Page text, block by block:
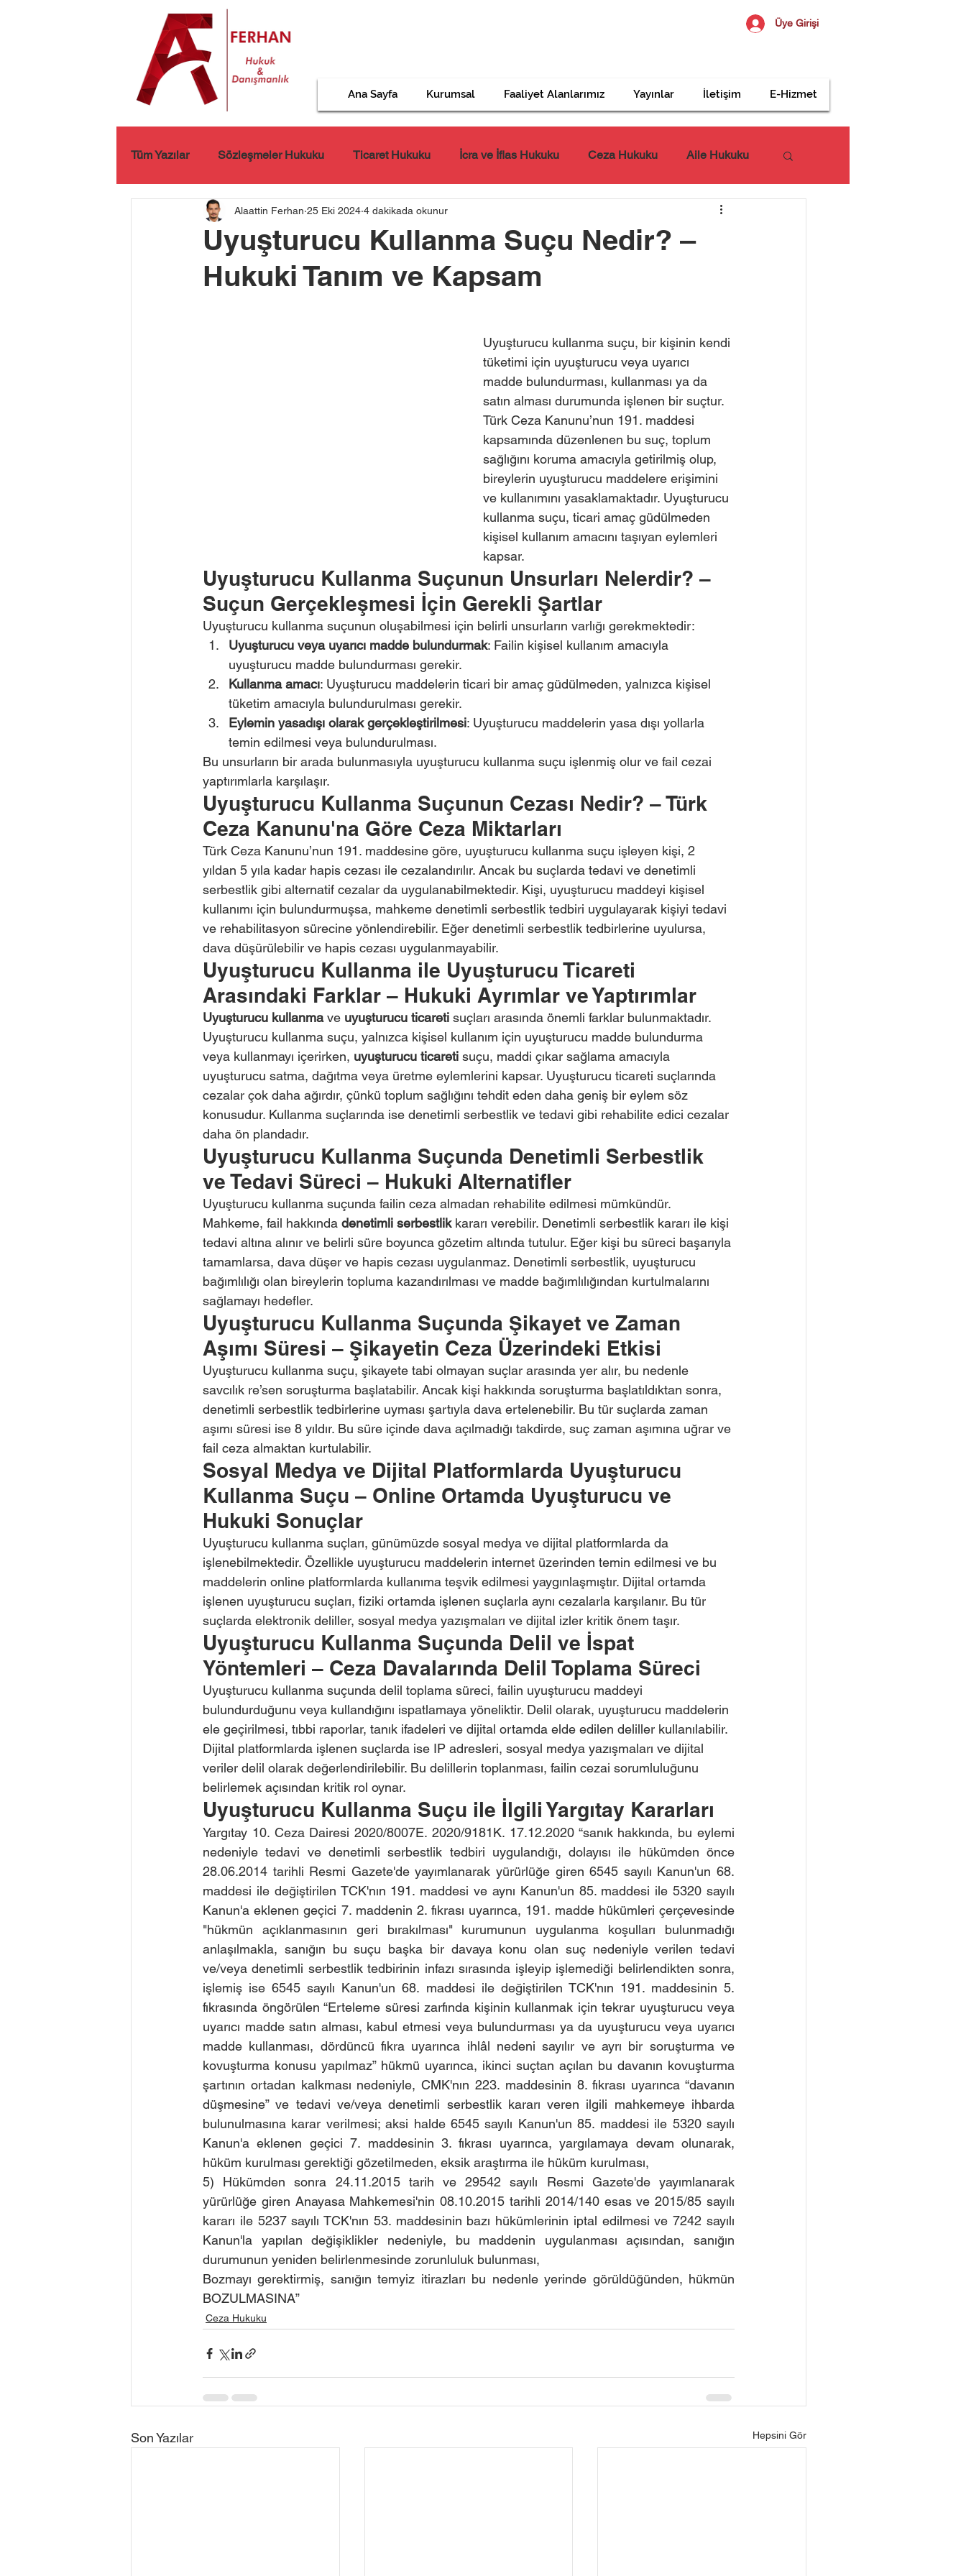
Üye Girişi
Ana Sayfa Kurumsal Faaliyet Alanlarımız Yayınlar İletişim E-Hizmet
Tüm Yazılar Sözleşmeler Hukuku Ticaret Hukuku İcra ve İflas Hukuku Ceza Hukuku Aile Hukuku
Kişisel Verilerin Korunması Tazminat Hukuku İş Hukuku
Uyuşturucu Kullanma Suçu Nedir? –
Hukuki Tanım ve Kapsam
Alaattin Ferhan 25 Eki 2024 4 dakikada okunur
Uyuşturucu kullanma suçu, bir kişinin kendi
tüketimi için uyuşturucu veya uyarıcı
madde bulundurması, kullanması ya da
satın alması durumunda işlenen bir suçtur.
Türk Ceza Kanunu’nun 191. maddesi
kapsamında düzenlenen bu suç, toplum
sağlığını koruma amacıyla getirilmiş olup,
bireylerin uyuşturucu maddelere erişimini
ve kullanımını yasaklamaktadır. Uyuşturucu
kullanma suçu, ticari amaç güdülmeden
kişisel kullanım amacını taşıyan eylemleri
kapsar.
Uyuşturucu Kullanma Suçunun Unsurları Nelerdir? –
Suçun Gerçekleşmesi İçin Gerekli Şartlar
Uyuşturucu kullanma suçunun oluşabilmesi için belirli unsurların varlığı gerekmektedir:
Uyuşturucu veya uyarıcı madde bulundurmak: Failin kişisel kullanım amacıyla
uyuşturucu madde bulundurması gerekir.
Kullanma amacı: Uyuşturucu maddelerin ticari bir amaç güdülmeden, yalnızca kişisel
tüketim amacıyla bulundurulması gerekir.
Eylemin yasadışı olarak gerçekleştirilmesi: Uyuşturucu maddelerin yasa dışı yollarla
temin edilmesi veya bulundurulması.
Bu unsurların bir arada bulunmasıyla uyuşturucu kullanma suçu işlenmiş olur ve fail cezai
yaptırımlarla karşılaşır.
Uyuşturucu Kullanma Suçunun Cezası Nedir? – Türk
Ceza Kanunu'na Göre Ceza Miktarları
Türk Ceza Kanunu’nun 191. maddesine göre, uyuşturucu kullanma suçu işleyen kişi, 2
yıldan 5 yıla kadar hapis cezası ile cezalandırılır. Ancak bu suçlarda tedavi ve denetimli
serbestlik gibi alternatif cezalar da uygulanabilmektedir. Kişi, uyuşturucu maddeyi kişisel
kullanımı için bulundurmuşsa, mahkeme denetimli serbestlik tedbiri uygulayarak kişiyi tedavi
ve rehabilitasyon sürecine yönlendirebilir. Eğer denetimli serbestlik tedbirlerine uyulursa,
dava düşürülebilir ve hapis cezası uygulanmayabilir.
Uyuşturucu Kullanma ile Uyuşturucu Ticareti
Arasındaki Farklar – Hukuki Ayrımlar ve Yaptırımlar
Uyuşturucu kullanma ve uyuşturucu ticareti suçları arasında önemli farklar bulunmaktadır.
Uyuşturucu kullanma suçu, yalnızca kişisel kullanım için uyuşturucu madde bulundurma
veya kullanmayı içerirken, uyuşturucu ticareti suçu, maddi çıkar sağlama amacıyla
uyuşturucu satma, dağıtma veya üretme eylemlerini kapsar. Uyuşturucu ticareti suçlarında
cezalar çok daha ağırdır, çünkü toplum sağlığını tehdit eden daha geniş bir eylem söz
konusudur. Kullanma suçlarında ise denetimli serbestlik ve tedavi gibi rehabilite edici cezalar
daha ön plandadır.
Uyuşturucu Kullanma Suçunda Denetimli Serbestlik
ve Tedavi Süreci – Hukuki Alternatifler
Uyuşturucu kullanma suçunda failin ceza almadan rehabilite edilmesi mümkündür.
Mahkeme, fail hakkında denetimli serbestlik kararı verebilir. Denetimli serbestlik kararı ile kişi
tedavi altına alınır ve belirli süre boyunca gözetim altında tutulur. Eğer kişi bu süreci başarıyla
tamamlarsa, dava düşer ve hapis cezası uygulanmaz. Denetimli serbestlik, uyuşturucu
bağımlılığı olan bireylerin topluma kazandırılması ve madde bağımlılığından kurtulmalarını
sağlamayı hedefler.
Uyuşturucu Kullanma Suçunda Şikayet ve Zaman
Aşımı Süresi – Şikayetin Ceza Üzerindeki Etkisi
Uyuşturucu kullanma suçu, şikayete tabi olmayan suçlar arasında yer alır, bu nedenle
savcılık re’sen soruşturma başlatabilir. Ancak kişi hakkında soruşturma başlatıldıktan sonra,
denetimli serbestlik tedbirlerine uyması şartıyla dava ertelenebilir. Bu tür suçlarda zaman
aşımı süresi ise 8 yıldır. Bu süre içinde dava açılmadığı takdirde, suç zaman aşımına uğrar ve
fail ceza almaktan kurtulabilir.
Sosyal Medya ve Dijital Platformlarda Uyuşturucu
Kullanma Suçu – Online Ortamda Uyuşturucu ve
Hukuki Sonuçlar
Uyuşturucu kullanma suçları, günümüzde sosyal medya ve dijital platformlarda da
işlenebilmektedir. Özellikle uyuşturucu maddelerin internet üzerinden temin edilmesi ve bu
maddelerin online platformlarda kullanıma teşvik edilmesi yaygınlaşmıştır. Dijital ortamda
işlenen uyuşturucu suçları, fiziki ortamda işlenen suçlarla aynı cezalarla karşılanır. Bu tür
suçlarda elektronik deliller, sosyal medya yazışmaları ve dijital izler kritik önem taşır.
Uyuşturucu Kullanma Suçunda Delil ve İspat
Yöntemleri – Ceza Davalarında Delil Toplama Süreci
Uyuşturucu kullanma suçunda delil toplama süreci, failin uyuşturucu maddeyi
bulundurduğunu veya kullandığını ispatlamaya yöneliktir. Delil olarak, uyuşturucu maddelerin
ele geçirilmesi, tıbbi raporlar, tanık ifadeleri ve dijital ortamda elde edilen deliller kullanılabilir.
Dijital platformlarda işlenen suçlarda ise IP adresleri, sosyal medya yazışmaları ve dijital
veriler delil olarak değerlendirilebilir. Bu delillerin toplanması, failin cezai sorumluluğunu
belirlemek açısından kritik rol oynar.
Uyuşturucu Kullanma Suçu ile İlgili Yargıtay Kararları
Yargıtay 10. Ceza Dairesi 2020/8007E. 2020/9181K. 17.12.2020 “sanık hakkında, bu eylemi
nedeniyle tedavi ve denetimli serbestlik tedbiri uygulandığı, dolayısı ile hükümden önce
28.06.2014 tarihli Resmi Gazete'de yayımlanarak yürürlüğe giren 6545 sayılı Kanun'un 68.
maddesi ile değiştirilen TCK'nın 191. maddesi ve aynı Kanun'un 85. maddesi ile 5320 sayılı
Kanun'a eklenen geçici 7. maddenin 2. fıkrası uyarınca, 191. madde hükümleri çerçevesinde
"hükmün açıklanmasının geri bırakılması" kurumunun uygulanma koşulları bulunmadığı
anlaşılmakla, sanığın bu suçu başka bir davaya konu olan suç nedeniyle verilen tedavi
ve/veya denetimli serbestlik tedbirinin infazı sırasında işleyip işlemediği belirlendikten sonra,
işlemiş ise 6545 sayılı Kanun'un 68. maddesi ile değiştirilen TCK'nın 191. maddesinin 5.
fıkrasında öngörülen “Erteleme süresi zarfında kişinin kullanmak için tekrar uyuşturucu veya
uyarıcı madde satın alması, kabul etmesi veya bulundurması ya da uyuşturucu veya uyarıcı
madde kullanması, dördüncü fıkra uyarınca ihlâl nedeni sayılır ve ayrı bir soruşturma ve
kovuşturma konusu yapılmaz” hükmü uyarınca, ikinci suçtan açılan bu davanın kovuşturma
şartının ortadan kalkması nedeniyle, CMK'nın 223. maddesinin 8. fıkrası uyarınca “davanın
düşmesine” ve tedavi ve/veya denetimli serbestlik kararı veren ilgili mahkemeye ihbarda
bulunulmasına karar verilmesi; aksi halde 6545 sayılı Kanun'un 85. maddesi ile 5320 sayılı
Kanun'a eklenen geçici 7. maddesinin 3. fıkrası uyarınca, yargılamaya devam olunarak,
hüküm kurulması gerektiği gözetilmeden, eksik araştırma ile hüküm kurulması,
5) Hükümden sonra 24.11.2015 tarih ve 29542 sayılı Resmi Gazete'de yayımlanarak
yürürlüğe giren Anayasa Mahkemesi'nin 08.10.2015 tarihli 2014/140 esas ve 2015/85 sayılı
kararı ile 5237 sayılı TCK'nın 53. maddesinin bazı hükümlerinin iptal edilmesi ve 7242 sayılı
Kanun'la yapılan değişiklikler nedeniyle, bu maddenin uygulanması açısından, sanığın
durumunun yeniden belirlenmesinde zorunluluk bulunması,
Bozmayı gerektirmiş, sanığın temyiz itirazları bu nedenle yerinde görüldüğünden, hükmün
BOZULMASINA”
Ceza Hukuku
Son Yazılar Hepsini Gör